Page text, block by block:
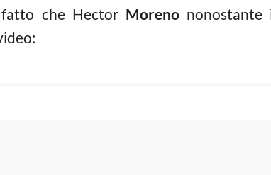
che Hector Morenononostante